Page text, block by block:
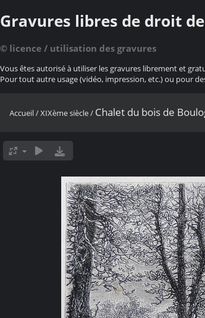
Gravures libres de droit
© licence / utilisation des gravures
Vous êtes autorisé à utiliser les gravures librement et
Pour tout autre usage (vidéo, impression, etc.) ou pour
Accueil/XIXème siècle/ Chalet du bois de